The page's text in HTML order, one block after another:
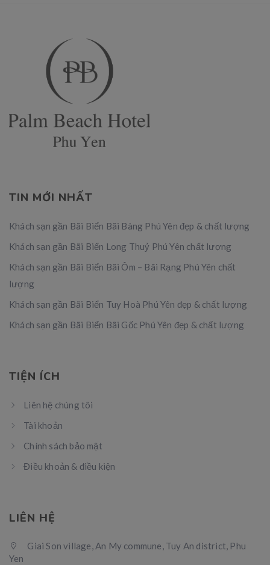
TIN MỚI NHẤT
Khách sạn gần Bãi Biển Bãi Bàng Phú Yên đẹp & chất lượng
Khách sạn gần Bãi Biển Long Thuỷ Phú Yên chất lượng
Khách sạn gần Bãi Biển Bãi Ôm – Bãi Rạng Phú Yên chất
lượng
Khách sạn gần Bãi Biển Tuy Hoà Phú Yên đẹp & chất lượng
Khách sạn gần Bãi Biển Bãi Gốc Phú Yên đẹp & chất lượng
TIỆN ÍCH
Liên hệ chúng tôi
Tài khoản
Chính sách bảo mật
Điều khoản & điều kiện
LIÊN HỆ
Giai Son village, An My commune, Tuy An district, Phu
Yen